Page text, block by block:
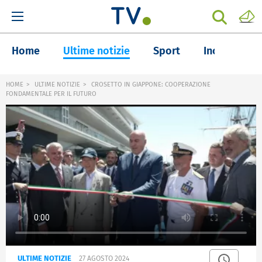
Home Ultime notizie Sport Inchieste
HOME ULTIME NOTIZIE
CROSETTO IN GIAPPONE: COOPERAZIONE
FONDAMENTALE PER IL FUTURO
ULTIME NOTIZIE 27 AGOSTO 2024